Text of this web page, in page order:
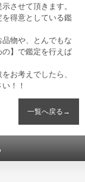
させて頂きます。
を得意としている鑑
物や、とんでもな
】で鑑定を行えば
お考えでしたら、
！！
一覧へ戻る→